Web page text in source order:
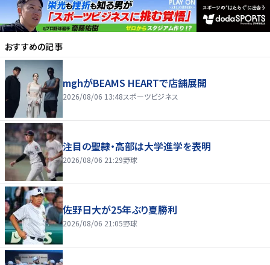
おすすめの記事
mghがBEAMS HEARTで店舗展開
2026/08/06 13:48スポーツビジネス
注目の聖隷・高部は大学進学を表明
2026/08/06 21:29野球
佐野日大が25年ぶり夏勝利
2026/08/06 21:05野球